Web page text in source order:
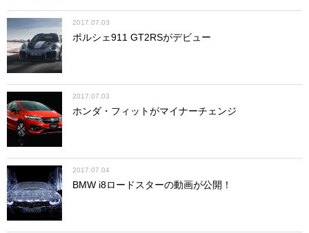
2017.07.03
ポルシェ911 GT2RSがデビュー
2017.07.03
ホンダ・フィットがマイナーチェンジ
2017.07.04
BMW i8ロードスターの動画が公開！